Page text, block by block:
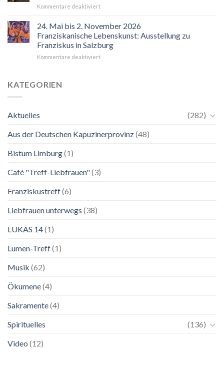
Kommentare deaktiviertfür
hilft
Blick
auf
Maria.
24. Mai bis 2. November 2026
Franziskanische Lebenskunst: Ausstellung zu
Franziskus in Salzburg
Kommentare deaktiviertfür
Ausstellung
KATEGORIEN
Aktuelles
(282)
Aus der Deutschen Kapuzinerprovinz(48)
Bistum Limburg(1)
Café "Treff-Liebfrauen"(3)
Franziskustreff(6)
Liebfrauen unterwegs (38)
LUKAS 14(1)
Lumen-Treff(1)
Musik (62)
Ökumene(4)
Sakramente(4)
Spirituelles
(136)
Video (12)